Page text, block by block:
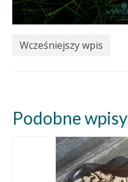
Wcześniejszy wpis
Podobne wpisy